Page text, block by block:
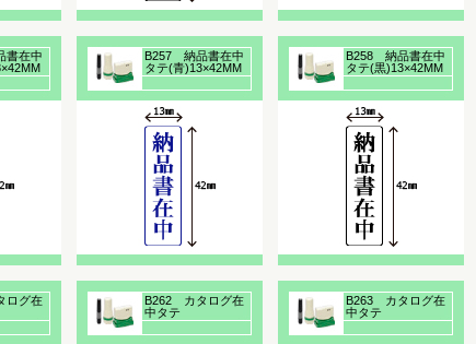
書在中
B257 納品書在中
タテ(青)13×42MM
浸透印
B258 納品書在中
タテ(黒)13×42MM
浸透印
ログ在
浸透
B262 カタログ在
中タテ
(赤)13×42MM浸透
印
B263 カタログ在
中タテ
(青)13×42MM浸透
印